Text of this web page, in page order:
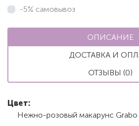
-5% самовывоз
ОПИСАНИЕ
ДОСТАВКА И
ОТЗЫВЫ (0)
Цвет:
Нежно-розовый макарунс Grabo